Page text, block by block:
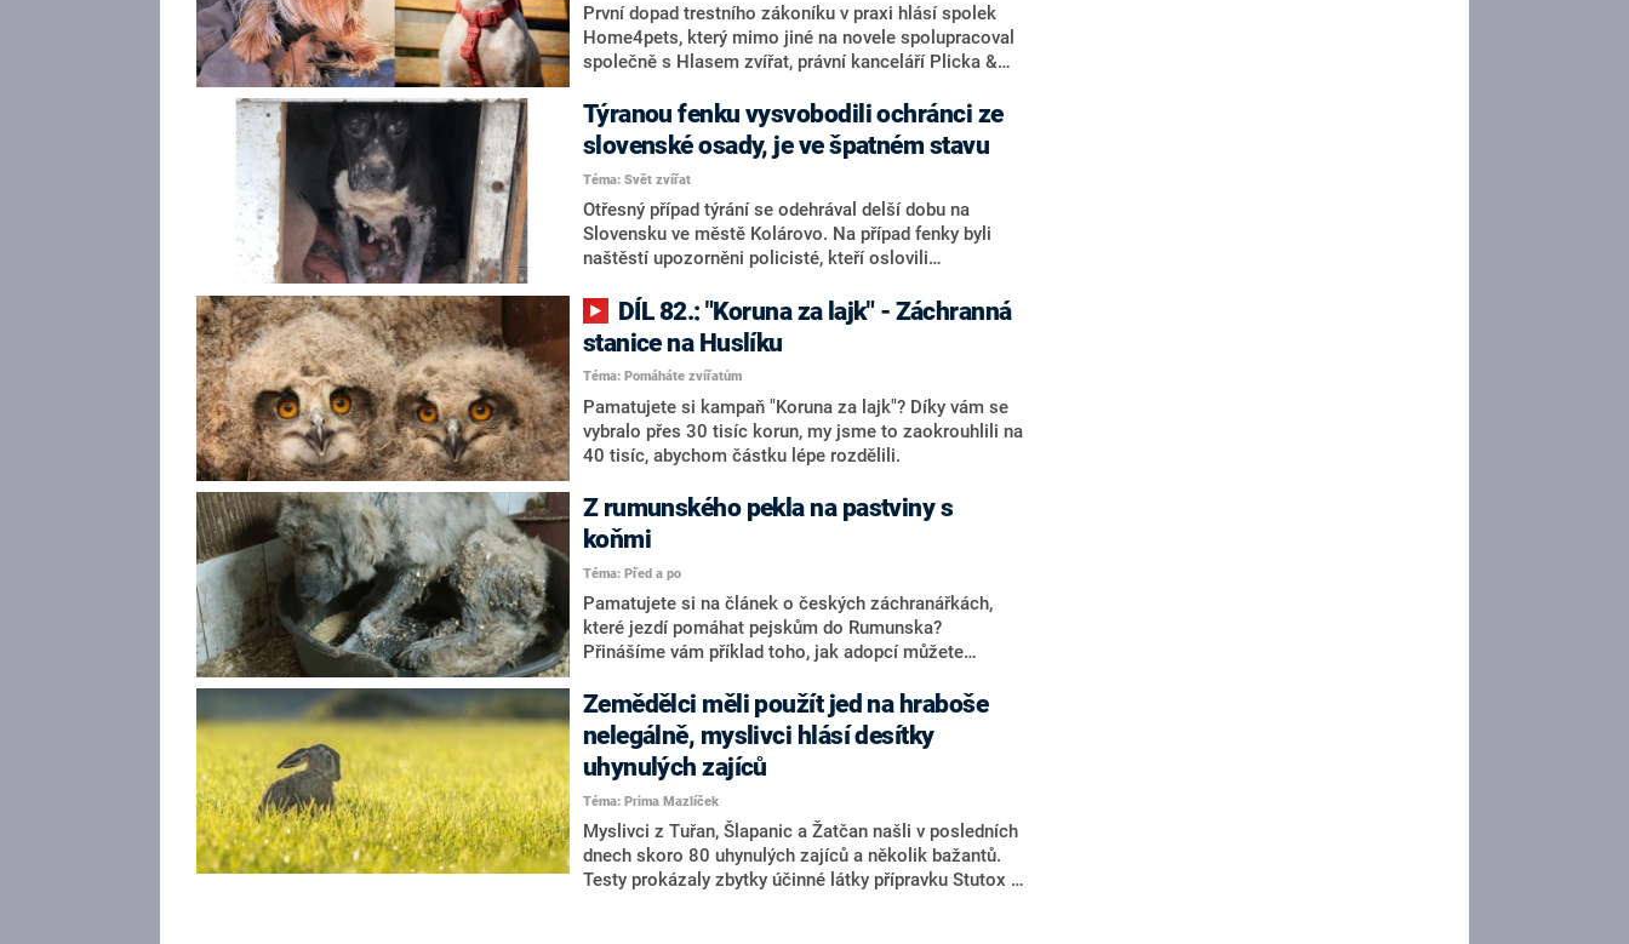
První dopad trestního zákoníku v praxi hlásí spolek
Home4pets, který mimo jiné na novele spolupracoval
společně s Hlasem zvířat, právní kanceláří Plicka &
Žim. Novela zákona vchází v platnost v červnu
letošního roku. Díky ní budou soudy moci uložit
nepodmíněné tresty za týrání zvířat na dobu 6 let, v
krajních případech až 10 let, ale také přichází
možnost nařízení odposlechů, snazší získání povolení
k domovní prohlídce nebo zákaz držení a chovu zvířat
až na deset let – to všechno se stává funkčním
Týranou fenku vysvobodili ochránci ze
slovenské osady, je ve špatném stavu
Téma: Svět zvířat
Otřesný případ týrání se odehrával delší dobu na
Slovensku ve městě Kolárovo. Na případ fenky byli
naštěstí upozorněni policisté, kteří oslovili
pomocí fenku odebrali.
stanice na Huslíku
Téma: Pomáháte zvířatům
Pamatujete si kampaň "Koruna za lajk"? Díky vám se
vybralo přes 30 tisíc korun, my jsme to zaokrouhlili na
40 tisíc, abychom částku lépe rozdělili.
Z rumunského pekla na pastviny s
koňmi
Téma: Před a po
Pamatujete si na článek o českých záchranářkách,
které jezdí pomáhat pejskům do Rumunska?
Přinášíme vám příklad toho, jak adopcí můžete
pejska zachráníte, je úplně jedno. Hlavní je, že mu dáte
lásku.
Zemědělci měli použít jed na hraboše
nelegálně, myslivci hlásí desítky
uhynulých zajíců
Téma: Prima Mazlíček
Myslivci z Tuřan, Šlapanic a Žatčan našli v posledních
dnech skoro 80 uhynulých zajíců a několik bažantů.
Testy prokázaly zbytky účinné látky přípravku Stutox II